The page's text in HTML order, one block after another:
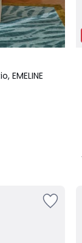
EMELINE